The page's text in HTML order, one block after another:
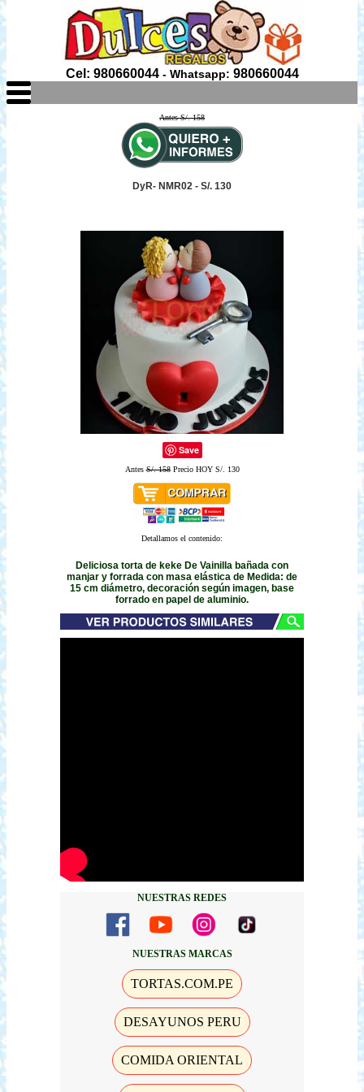
Cel: 980660044- Whatsapp: 980660044
Antes S/. 158
DyR- NMR02 - S/. 130
Save
AntesS/. 158Precio HOY S/. 130
Detallamos el contenido:
Deliciosa torta de keke De Vainilla bañada con
manjar y forrada con masa elástica de Medida: de
15 cm diámetro, decoración según imagen, base
forrado en papel de aluminio.
NUESTRAS REDES
NUESTRAS MARCAS
TORTAS.COM.PE
DESAYUNOS PERU
COMIDA ORIENTAL